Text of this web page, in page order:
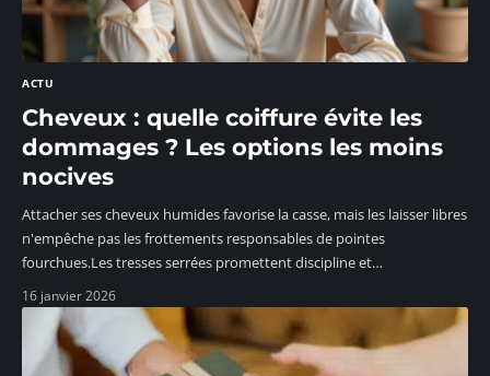
ACTU
Cheveux : quelle coiffure évite les
dommages ? Les options les moins
nocives
Attacher ses cheveux humides favorise la casse, mais les laisser libres
n'empêche pas les frottements responsables de pointes
fourchues.Les tresses serrées promettent discipline et…
16 janvier 2026